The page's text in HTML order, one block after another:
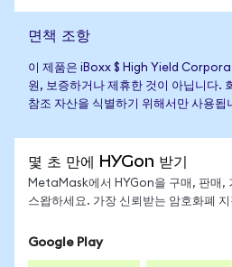
면책 조항
이 제품은 iBoxx $ High Yield
원, 보증하거나 제휴한 것이 아닙니다.
참조 자산을 식별하기 위해서만 사용됩
몇 초 만에 HYGon 받기
MetaMask에서 HYGon을 구매, 판매,
스왑하세요. 가장 신뢰받는 암호화폐 지
Google Play